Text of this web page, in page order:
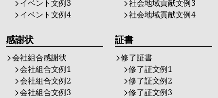
イベント文例3
イベント文例4
社会地域貢献文例3
社会地域貢献文例4
感謝状
会社組合感謝状
会社組合文例1
会社組合文例2
会社組合文例3
証書
修了証書
修了証文例1
修了証文例2
修了証文例3